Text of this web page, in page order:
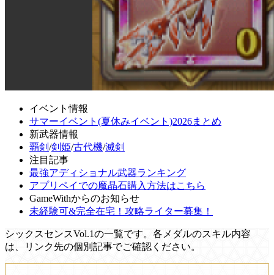
イベント情報
サマーイベント(夏休みイベント)2026まとめ
新武器情報
覇剣 /剣姫/古代機/滅剣
注目記事
最強アディショナル武器ランキング
アプリペイでの魔晶石購入方法はこちら
GameWithからのお知らせ
未経験可&完全在宅！攻略ライター募集！
シックスセンスVol.1の一覧です。各メダルのスキル内容
は、リンク先の個別記事でご確認ください。